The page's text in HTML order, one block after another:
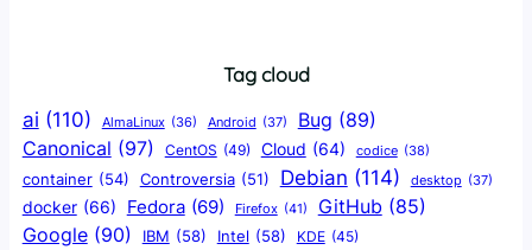
Tag cloud
ai (110) AlmaLinux (36) Android (37) Bug (89)
Canonical (97) CentOS (49) Cloud (64) codice (38)
container (54) Controversia (51) Debian (114) desktop (37)
docker (66) Fedora (69) Firefox (41) GitHub (85)
Google (90) IBM (58) Intel (58) KDE (45)